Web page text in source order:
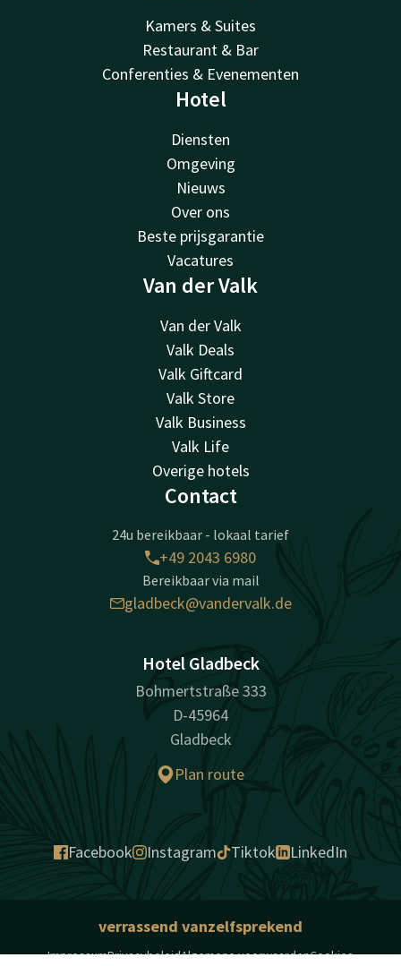
Kamers & Suites
Restaurant & Bar
Conferenties & Evenementen
Hotel
Diensten
Omgeving
Nieuws
Over ons
Beste prijsgarantie
Vacatures
Van der Valk
Van der Valk
Valk Deals
Valk Giftcard
Valk Store
Valk Business
Valk Life
Overige hotels
Contact
24u bereikbaar - lokaal tarief
+49 2043 6980
Bereikbaar via mail
gladbeck@vandervalk.de
Hotel Gladbeck
Bohmertstraße 333
D-45964
Gladbeck
Plan route
Facebook Instagram Tiktok LinkedIn
verrassend vanzelfsprekend
ImpressumPrivacybeleidAlgemene voorwaardenCookies